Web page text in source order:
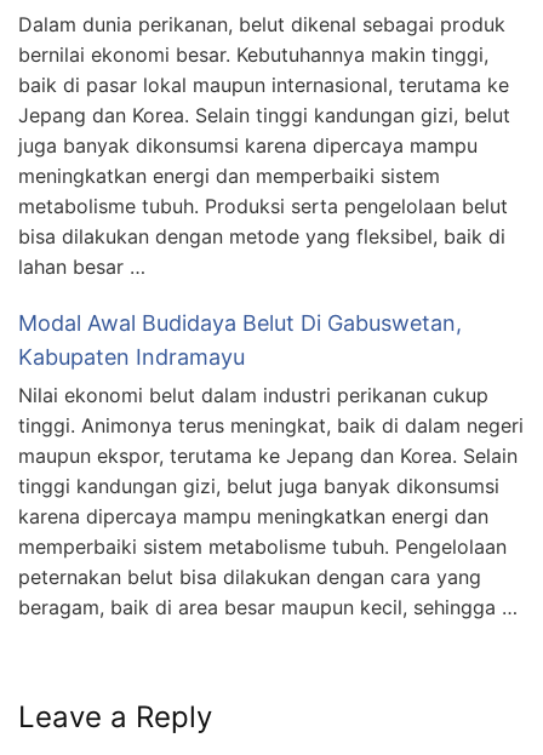
Dalam dunia perikanan, belut dikenal sebagai produk
bernilai ekonomi besar. Kebutuhannya makin tinggi,
baik di pasar lokal maupun internasional, terutama ke
Jepang dan Korea. Selain tinggi kandungan gizi, belut
juga banyak dikonsumsi karena dipercaya mampu
meningkatkan energi dan memperbaiki sistem
metabolisme tubuh. Produksi serta pengelolaan belut
bisa dilakukan dengan metode yang fleksibel, baik di
lahan besar …
Modal Awal Budidaya Belut Di Gabuswetan,
Kabupaten Indramayu
Nilai ekonomi belut dalam industri perikanan cukup
tinggi. Animonya terus meningkat, baik di dalam negeri
maupun ekspor, terutama ke Jepang dan Korea. Selain
tinggi kandungan gizi, belut juga banyak dikonsumsi
karena dipercaya mampu meningkatkan energi dan
memperbaiki sistem metabolisme tubuh. Pengelolaan
peternakan belut bisa dilakukan dengan cara yang
beragam, baik di area besar maupun kecil, sehingga …
Leave a Reply